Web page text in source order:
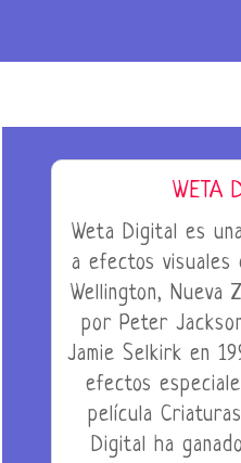
WETA
Weta Digital es
a efectos visuales
Wellington, Nueva
por Peter
Jamie Selkirk en
efectos
película
Digital ha